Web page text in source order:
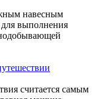
навесным
для выполнения
считается самым